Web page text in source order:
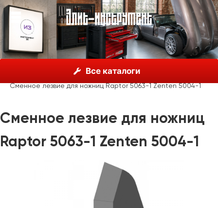
Все каталоги
Zenten, Испания
Сменное лезвие для ножниц Raptor 5063-1 Zenten 5004-1
Сменное лезвие для ножниц
Raptor 5063-1 Zenten 5004-1